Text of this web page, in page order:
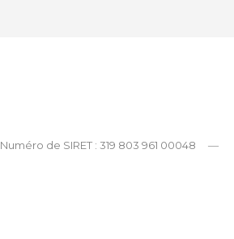
Numéro de SIRET : 319 803 961 00048